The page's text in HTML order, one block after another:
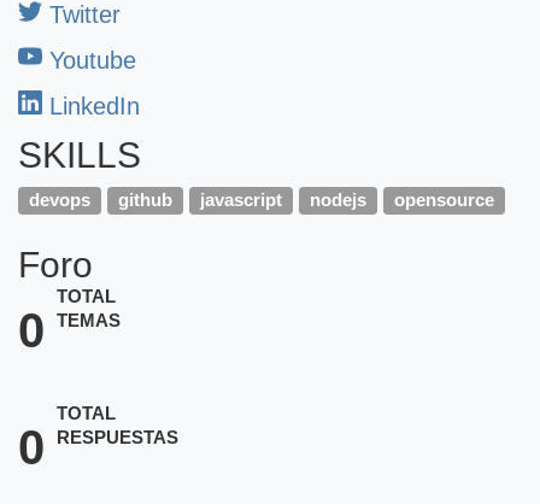
Twitter
Youtube
LinkedIn
SKILLS
devops github javascript nodejs opensource
Foro
0
TOTAL
TEMAS
0
TOTAL
RESPUESTAS